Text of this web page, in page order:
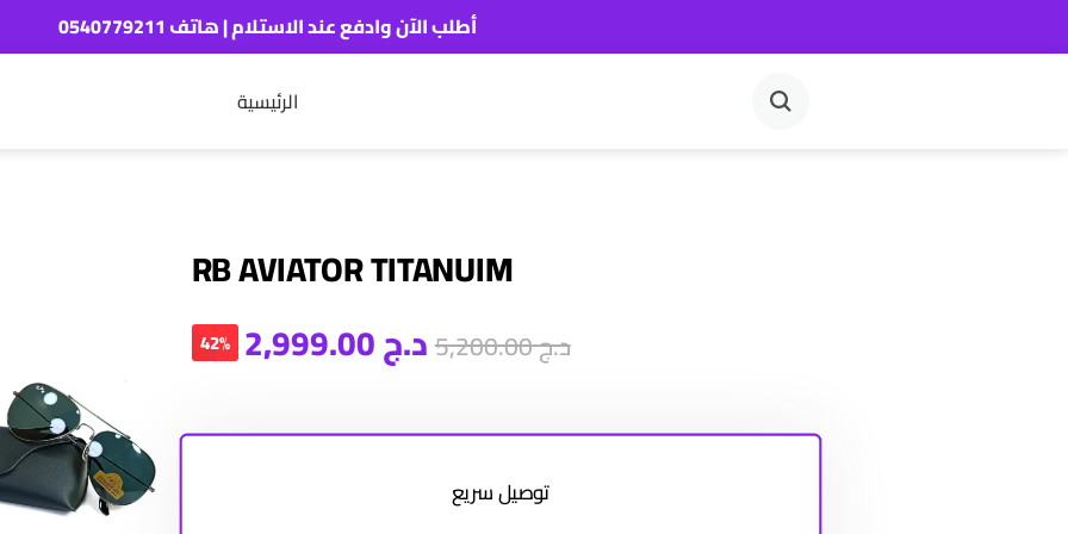
أطلب الآن وادفع عند الاستلام | هاتف 0540779211
الرئيسية
RB AVIATOR TITANUIM
د.ج
د.ج5,200.00
42%
توصيل سريع